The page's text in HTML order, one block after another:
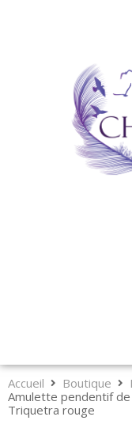
Accueil Boutique
Amulette pendentif
Triquetra rouge